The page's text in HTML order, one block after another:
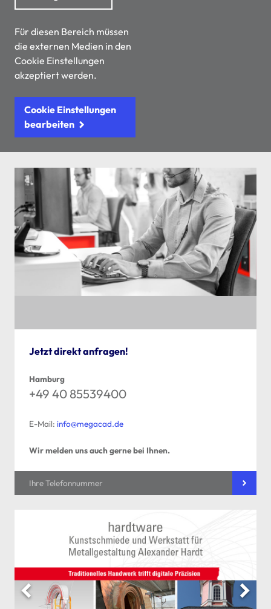
Für diesen Bereich müssen
die externen Medien in den
Cookie Einstellungen
akzeptiert werden.
Cookie Einstellungen
bearbeiten
Jetzt direkt anfragen!
Hamburg
+49 40 85539400
E-Mail: info@megacad.de
Wir melden uns auch gerne bei Ihnen.